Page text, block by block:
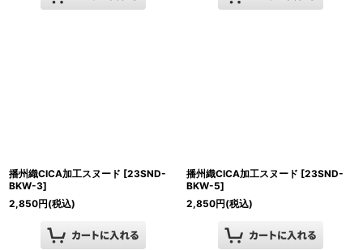
播州織CICA加工スヌード [23SND-
BKW-3]
2,850円(税込)
播州織CICA加工スヌード [23SND-
BKW-5]
2,850円(税込)